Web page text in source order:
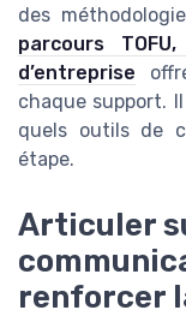
des
parcours
d’entreprise
chaque support.
quels outils de
étape.
Articuler
renforcer